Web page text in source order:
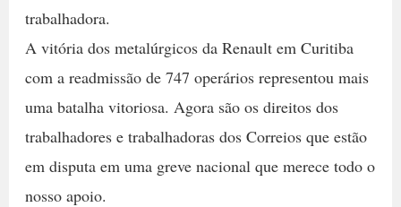
trabalhadora.
A vitória dos metalúrgicos da Renault em Curitiba
com a readmissão de 747 operários representou mais
uma batalha vitoriosa. Agora são os direitos dos
trabalhadores e trabalhadoras dos Correios que estão
em disputa em uma greve nacional que merece todo o
nosso apoio.